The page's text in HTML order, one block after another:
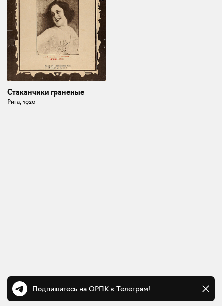
Стаканчики граненые
Рига, 1920
Подпишитесь на ОРПК в Телеграм!